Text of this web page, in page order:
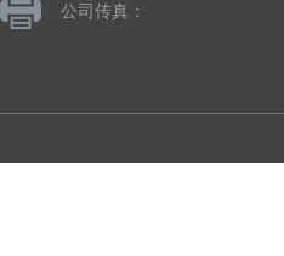
公司传真：